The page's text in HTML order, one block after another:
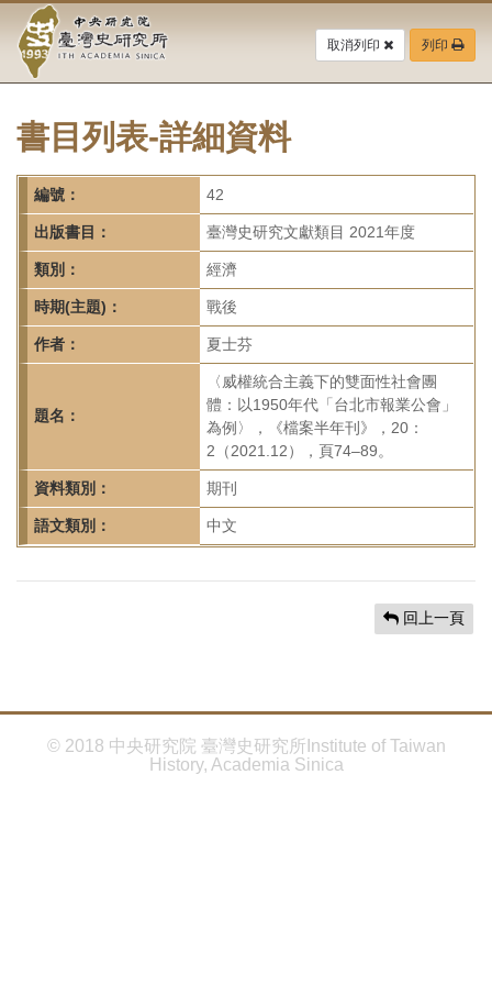
要
中
央
研
究
院-
臺
灣
史
研
究
首
頁
取消列印 列印
書目列表-詳細資料
編號： 42
出版書目： 臺灣史研究文獻類目 2021年度
類別： 經濟
時期(主題)： 戰後
作者： 夏士芬
題名：
〈威權統合主義下的雙面性社會團
體：以1950年代「台北市報業公會」
為例〉，《檔案半年刊》，20：
2（2021.12），頁74–89。
資料類別： 期刊
語文類別： 中文
回上一頁
© 2018 中央研究院 臺灣史研究所Institute of Taiwan
History, Academia Sinica